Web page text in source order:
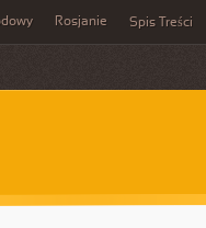
Rosjanie Spis Treści